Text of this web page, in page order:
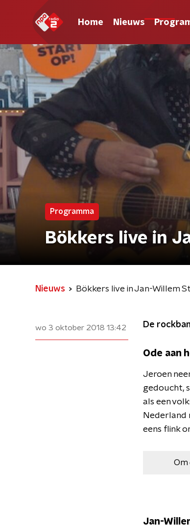
Home Nieuws
Programma
Bökkers live in
Nieuws Bökkers live in Jan-Willem
wo 3 oktober 2018 13:42 De
Ode aan
Jeroen
gedoucht,
als een
Nederland
eens flink
Om
Jan-